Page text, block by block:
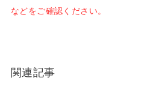
などをご確認ください。
関連記事